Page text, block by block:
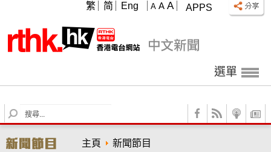
APPS
A A A
繁 简 Eng
選單
S
e
r
主頁 新聞節目